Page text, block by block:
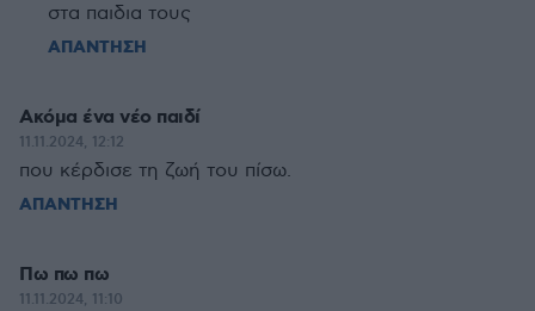
στα παιδια τους
ΑΠΑΝΤΗΣΗ
Ακόμα ένα νέο παιδί
11.11.2024, 12:12
που κέρδισε τη ζωή του πίσω.
ΑΠΑΝΤΗΣΗ
Πω πω πω
11.11.2024, 11:10